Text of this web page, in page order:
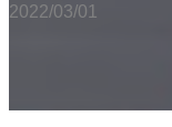
2022/03/01